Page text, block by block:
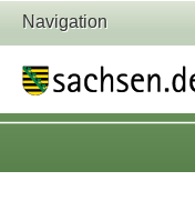
Navigation